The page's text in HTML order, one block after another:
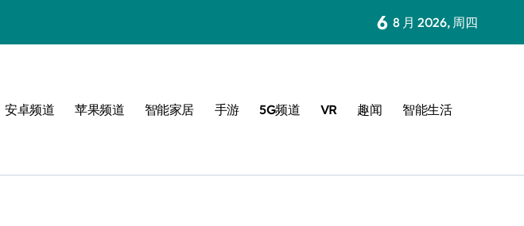
6 8 月 2026, 周四
安卓频道 苹果频道 智能家居 手游 5G频道 VR 趣闻 智能生活